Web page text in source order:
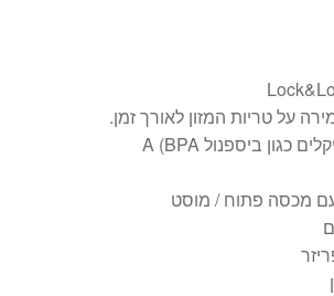
על טריות המזון לאורך זמן.
הקופסאות אינן מכילות כימיקלים כגון ביספנול A (BPA
מכסה פתוח / מוסט